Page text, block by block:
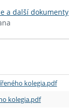
a další dokumenty
kolegia.pdf
kolegia.pdf